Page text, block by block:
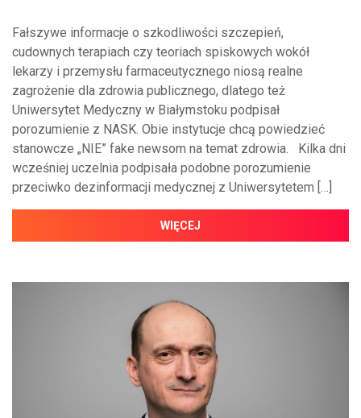
Fałszywe informacje o szkodliwości szczepień,
cudownych terapiach czy teoriach spiskowych wokół
lekarzy i przemysłu farmaceutycznego niosą realne
zagrożenie dla zdrowia publicznego, dlatego też
Uniwersytet Medyczny w Białymstoku podpisał
porozumienie z NASK. Obie instytucje chcą powiedzieć
stanowcze „NIE” fake newsom na temat zdrowia. Kilka dni
wcześniej uczelnia podpisała podobne porozumienie
przeciwko dezinformacji medycznej z Uniwersytetem […]
WIĘCEJ